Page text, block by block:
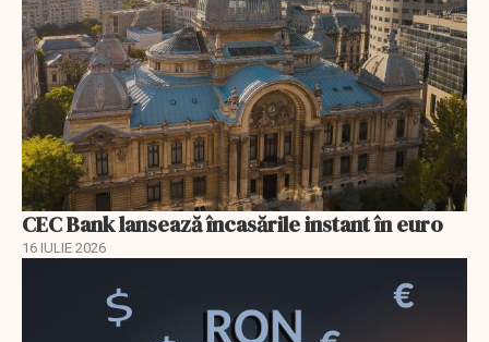
CEC Bank lansează încasările instant în euro
16 IULIE 2026